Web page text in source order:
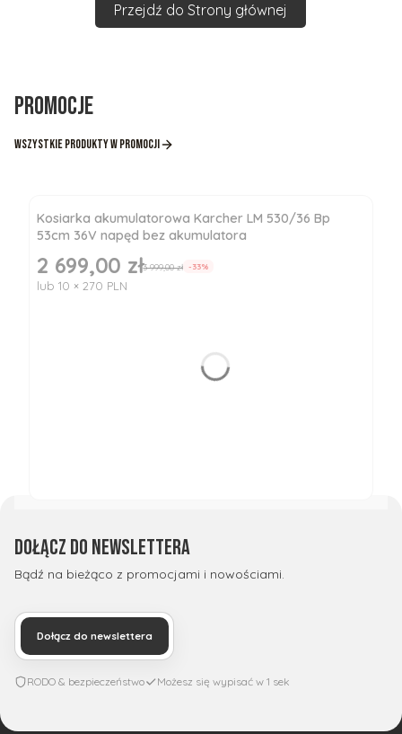
Przejdź do Strony głównej
Promocje
Wszystkie produkty w promocji
Kosiarka akumulatorowa Karcher LM 530/36 Bp
53cm 36V napęd bez akumulatora
Cena promocyjna
2 699,00 zł3 999,00 zł -33%
lub 10 × 270 PLN
Dołącz do newslettera
Bądź na bieżąco z promocjami i nowościami.
Dołącz do newslettera
RODO & bezpieczeństwo Możesz się wypisać w 1 sek